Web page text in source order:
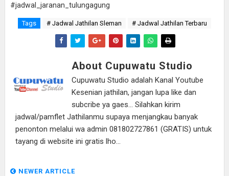
#jadwal_jaranan_tulungagung
Tags # Jadwal Jathilan Sleman # Jadwal Jathilan Terbaru
About Cupuwatu Studio
Cupuwatu Studio adalah Kanal Youtube
Kesenian jathilan, jangan lupa like dan
subcribe ya gaes... Silahkan kirim
jadwal/pamflet Jathilanmu supaya menjangkau banyak
penonton melalui wa admin 081802727861 (GRATIS) untuk
tayang di website ini gratis lho...
NEWER ARTICLE